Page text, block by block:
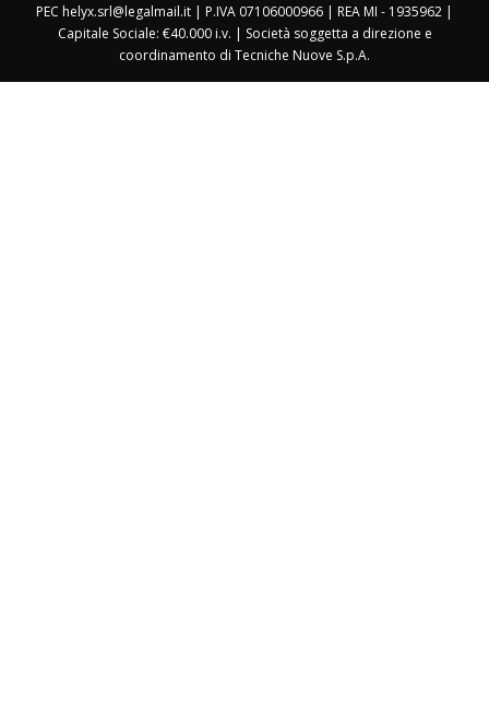
PEC helyx.srl@legalmail.it | P.IVA 07106000966 | REA MI - 1935962 |
Capitale Sociale: €40.000 i.v. | Società soggetta a direzione e
coordinamento di Tecniche Nuove S.p.A.